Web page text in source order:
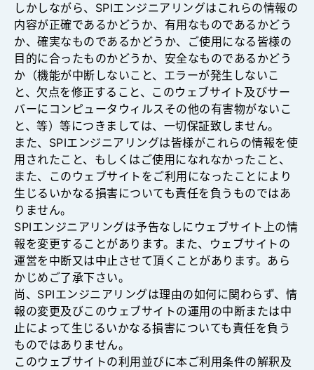
しかしながら、SPIエンジニアリングはこれらの情報の
内容が正確であるかどうか、有用なものであるかどう
か、確実なものであるかどうか、ご使用になる皆様の
目的に合ったものかどうか、安全なものであるかどう
か（機能が中断しないこと、エラーが発生しないこ
と、欠点を修正すること、このウェブサイト及びサー
バーにコンピュータウィルスその他の有害物がないこ
と、等）等につきましては、一切保証致しません。
また、SPIエンジニアリングは皆様がこれらの情報を使
用されたこと、もしくはご使用になれなかったこと、
また、このウェブサイトをご利用になったことにより
生じるいかなる損害についても責任を負うものではあ
りません。
SPIエンジニアリングは予告なしにウェブサイト上の情
報を変更することがあります。また、ウェブサイトの
運営を中断又は中止させて頂くことがあります。あら
かじめご了承下さい。
尚、SPIエンジニアリングは理由の如何に関わらず、情
報の変更及びこのウェブサイトの運用の中断または中
止によって生じるいかなる損害についても責任を負う
ものではありません。
このウェブサイトの利用並びに本ご利用条件の解釈及